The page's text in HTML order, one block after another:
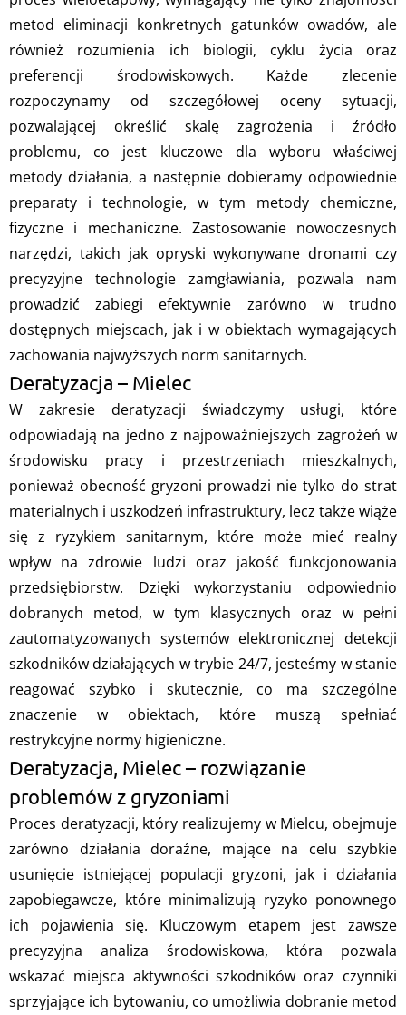
metod eliminacji konkretnych gatunków owadów, ale
również rozumienia ich biologii, cyklu życia oraz
preferencji środowiskowych. Każde zlecenie
rozpoczynamy od szczegółowej oceny sytuacji,
pozwalającej określić skalę zagrożenia i źródło
problemu, co jest kluczowe dla wyboru właściwej
metody działania, a następnie dobieramy odpowiednie
preparaty i technologie, w tym metody chemiczne,
fizyczne i mechaniczne. Zastosowanie nowoczesnych
narzędzi, takich jak opryski wykonywane dronami czy
precyzyjne technologie zamgławiania, pozwala nam
prowadzić zabiegi efektywnie zarówno w trudno
dostępnych miejscach, jak i w obiektach wymagających
zachowania najwyższych norm sanitarnych.
Deratyzacja – Mielec
W zakresie deratyzacji świadczymy usługi, które
odpowiadają na jedno z najpoważniejszych zagrożeń w
środowisku pracy i przestrzeniach mieszkalnych,
ponieważ obecność gryzoni prowadzi nie tylko do strat
materialnych i uszkodzeń infrastruktury, lecz także wiąże
się z ryzykiem sanitarnym, które może mieć realny
wpływ na zdrowie ludzi oraz jakość funkcjonowania
przedsiębiorstw. Dzięki wykorzystaniu odpowiednio
dobranych metod, w tym klasycznych oraz w pełni
zautomatyzowanych systemów elektronicznej detekcji
szkodników działających w trybie 24/7, jesteśmy w stanie
reagować szybko i skutecznie, co ma szczególne
znaczenie w obiektach, które muszą spełniać
restrykcyjne normy higieniczne.
Deratyzacja, Mielec – rozwiązanie
problemów z gryzoniami
Proces deratyzacji, który realizujemy w Mielcu, obejmuje
zarówno działania doraźne, mające na celu szybkie
usunięcie istniejącej populacji gryzoni, jak i działania
zapobiegawcze, które minimalizują ryzyko ponownego
ich pojawienia się. Kluczowym etapem jest zawsze
precyzyjna analiza środowiskowa, która pozwala
wskazać miejsca aktywności szkodników oraz czynniki
sprzyjające ich bytowaniu, co umożliwia dobranie metod